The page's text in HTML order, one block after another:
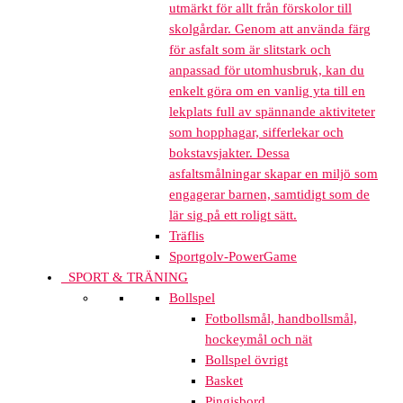
utmärkt för allt från förskolor till
skolgårdar. Genom att använda färg
för asfalt som är slitstark och
anpassad för utomhusbruk, kan du
enkelt göra om en vanlig yta till en
lekplats full av spännande aktiviteter
som hopphagar, sifferlekar och
bokstavsjakter. Dessa
asfaltsmålningar skapar en miljö som
engagerar barnen, samtidigt som de
lär sig på ett roligt sätt.
Träflis
Sportgolv-PowerGame
SPORT & TRÄNING
Bollspel
Fotbollsmål, handbollsmål,
hockeymål och nät
Bollspel övrigt
Basket